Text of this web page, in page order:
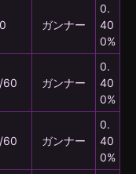
ガンナー
0.
40
0%
60 ガンナー
0.
40
0%
60 ガンナー
0.
40
0%